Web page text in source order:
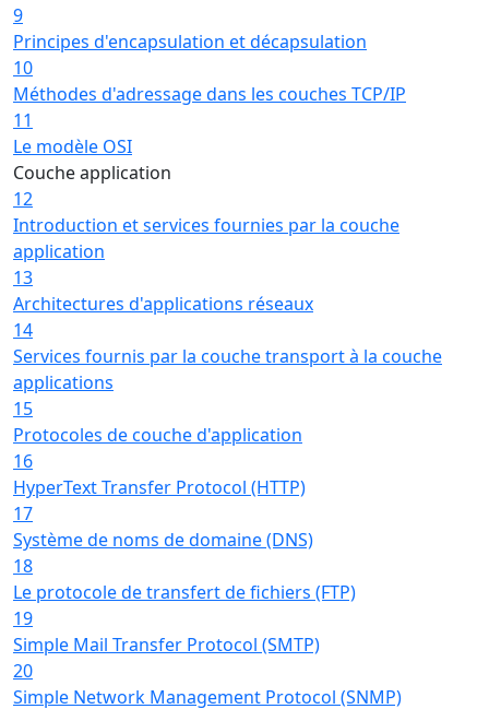
9
Principes d'encapsulation et décapsulation
10
Méthodes d'adressage dans les couches TCP/IP
11
Le modèle OSI
Couche application
12
Introduction et services fournies par la couche
application
13
Architectures d'applications réseaux
14
Services fournis par la couche transport à la couche
applications
15
Protocoles de couche d'application
16
HyperText Transfer Protocol (HTTP)
17
Système de noms de domaine (DNS)
18
Le protocole de transfert de fichiers (FTP)
19
Simple Mail Transfer Protocol (SMTP)
20
Simple Network Management Protocol (SNMP)